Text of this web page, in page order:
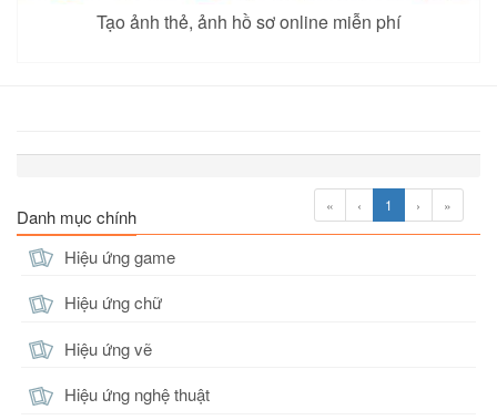
Tạo ảnh thẻ, ảnh hồ sơ online miễn phí
« ‹ 1 › »
Danh mục chính
Hiệu ứng game
Hiệu ứng chữ
Hiệu ứng vẽ
Hiệu ứng nghệ thuật